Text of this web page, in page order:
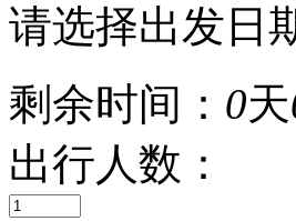
请选择出发日
剩余时间： 0天
出行人数：